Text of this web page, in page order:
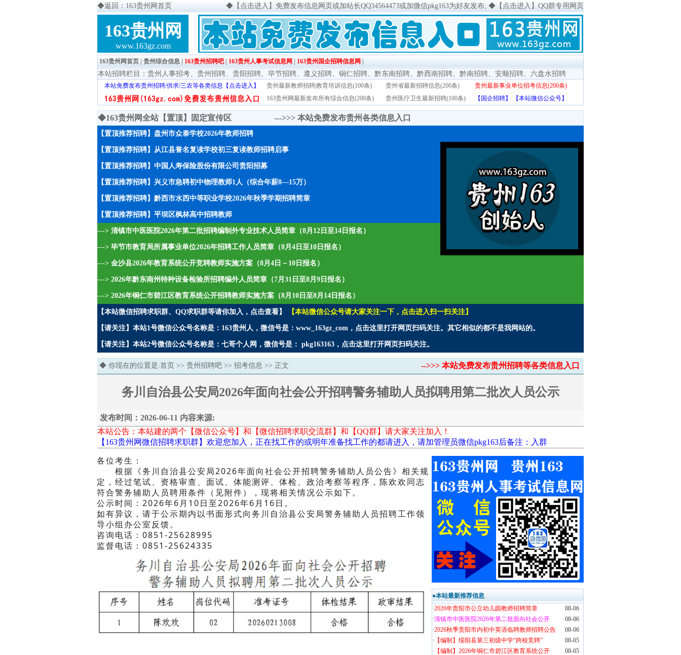
◆返回：163贵州网首页 ◆ 【点击进入】免费发布信息网页或加站长QQ34564473或加微信pkg163为好友发布; ◆ 【点击进入】QQ群专用网页
163贵州网
www.163gz.com
163贵州网首页 贵州综合信息 163贵州招聘吧| 163贵州人事考试信息网 163贵州国企招聘信息网
本站招聘栏目： 贵州人事招考、 贵州招聘、 贵阳招聘、 毕节招聘、 遵义招聘、 铜仁招聘、 黔东南招聘、 黔西南招聘、 黔南招聘、 安顺招聘、 六盘水招聘
本站免费发布贵州招聘/供求/三农等各类信息【点击进入】 贵州最新教师招聘|教育培训信息(100条) 贵州省最新招聘信息(200条)
贵州最新事业单位招考信息(200条)
163贵州网最新发布所有综合信息(200条)
贵州医疗卫生最新招聘(100条) 【国企招聘】 【本站微信公众号】
◆163贵州网全站【置顶】固定宣传区 --->>> 本站免费发布贵州各类信息入口
【置顶推荐招聘】盘州市众泰学校2026年教师招聘
【置顶推荐招聘】从江县誉名复读学校初三复读教师招聘启事
【置顶推荐招聘】中国人寿保险股份有限公司贵阳招募
【置顶推荐招聘】兴义市急聘初中物理教师1人（综合年薪8—15万）
【置顶推荐招聘】黔西市水西中等职业学校2026年秋季学期招聘简章
【置顶推荐招聘】平坝区枫林高中招聘教师
---> 清镇市中医医院2026年第二批招聘编制外专业技术人员简章（8月12日至14日报名）
---> 毕节市教育局所属事业单位2026年招聘工作人员简章（8月4日至10日报名）
---> 金沙县2026年教育系统公开竞聘教师实施方案（8月4日－10日报名）
---> 2026年黔东南州特种设备检验所招聘编外人员简章（7月31日至8月9日报名）
---> 2026年铜仁市碧江区教育系统公开招聘教师实施方案（8月10日至8月14日报名）
【本站微信招聘求职群、QQ求职群等请你加入，点击查看】 【本站微信公众号请大家关注一下，点击进入扫一扫关注】
【请关注】本站1号微信公众号名称是：163贵州人，微信号是：www_163gz_com，点击这里打开网页扫码关注。其它相似的都不是我网站的。
【请关注】本站2号微信公众号名称是：七哥个人网，微信号是： pkg163163，点击这里打开网页扫码关注。
◆ 你现在的位置是:首页 >> 贵州招聘吧 >> 招考信息 >> 正文 -->>> 本站免费发布贵州招聘等各类信息入口
务川自治县公安局2026年面向社会公开招聘警务辅助人员拟聘用第二批次人员公示
发布时间：2026-06-11 内容来源:
本站公告：本站建的两个【微信公众号】和【微信招聘求职交流群】和【QQ群】请大家关注加入！
【163贵州网微信招聘求职群】欢迎您加入，正在找工作的或明年准备找工作的都请进入，请加管理员微信pkg163后备注：入群
●本站最新推荐信息
·2026年贵阳市公立幼儿园教师招聘简章
08-06
·清镇市中医医院2026年第二批面向社会公开
08-06
·2026秋季贵阳市内初中英语临聘教师招聘公告
08-06
· 【编制】绥阳县第三初级中学“跨校竞聘”
08-05
· 【编制】2026年铜仁市碧江区教育系统公开
08-05
各位考生：
根据《务川自治县公安局2026年面向社会公开招聘警务辅助人员公告》相关规
定，经过笔试、资格审查、面试、体能测评、 体检、政治考察等程序，陈欢欢同志
符合警务辅助人员聘用条件（见附件），现将相关情况公示如下。
公示时间：2026年6月10日至2026年6月16日。
如有异议，请于公示期内以书面形式向务川自治县公安局警务辅助人员招聘工作领
导小组办公室反馈。
咨询电话：0851-25628995
监督电话：0851-25624335